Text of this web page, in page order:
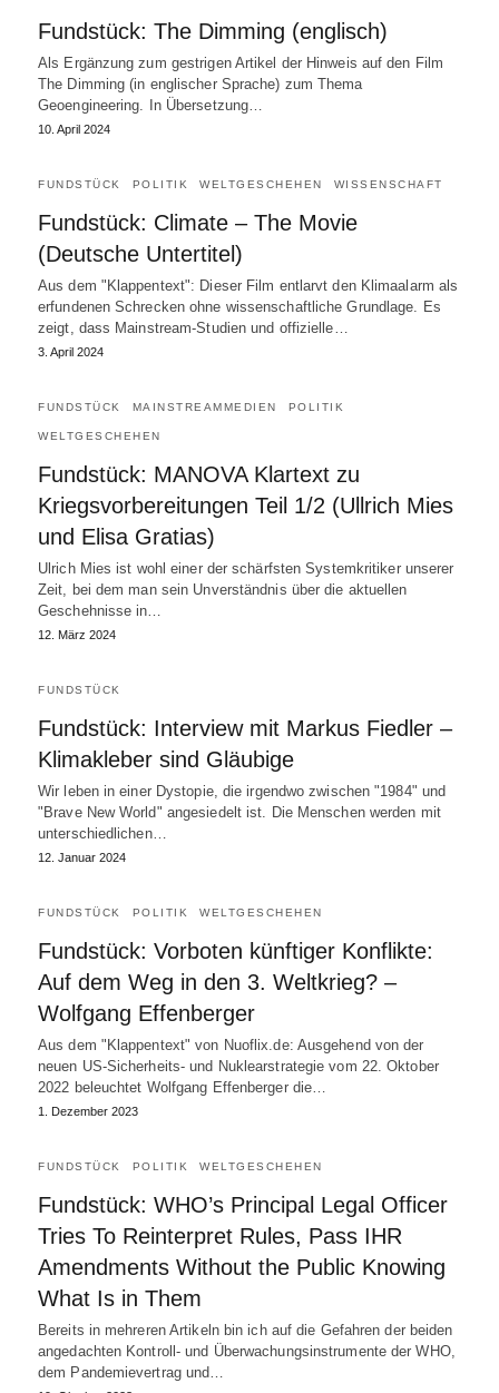
Fundstück: The Dimming (englisch)
Als Ergänzung zum gestrigen Artikel der Hinweis auf den Film
The Dimming (in englischer Sprache) zum Thema
Geoengineering. In Übersetzung…
10. April 2024
FUNDSTÜCK POLITIK WELTGESCHEHEN WISSENSCHAFT
Fundstück: Climate – The Movie
(Deutsche Untertitel)
Aus dem "Klappentext": Dieser Film entlarvt den Klimaalarm als
erfundenen Schrecken ohne wissenschaftliche Grundlage. Es
zeigt, dass Mainstream-Studien und offizielle…
3. April 2024
FUNDSTÜCK MAINSTREAMMEDIEN POLITIK
WELTGESCHEHEN
Fundstück: MANOVA Klartext zu
Kriegsvorbereitungen Teil 1/2 (Ullrich Mies
und Elisa Gratias)
Ulrich Mies ist wohl einer der schärfsten Systemkritiker unserer
Zeit, bei dem man sein Unverständnis über die aktuellen
Geschehnisse in…
12. März 2024
FUNDSTÜCK
Fundstück: Interview mit Markus Fiedler –
Klimakleber sind Gläubige
Wir leben in einer Dystopie, die irgendwo zwischen "1984" und
"Brave New World" angesiedelt ist. Die Menschen werden mit
unterschiedlichen…
12. Januar 2024
FUNDSTÜCK POLITIK WELTGESCHEHEN
Fundstück: Vorboten künftiger Konflikte:
Auf dem Weg in den 3. Weltkrieg? –
Wolfgang Effenberger
Aus dem "Klappentext" von Nuoflix.de: Ausgehend von der
neuen US-Sicherheits- und Nuklearstrategie vom 22. Oktober
2022 beleuchtet Wolfgang Effenberger die…
1. Dezember 2023
FUNDSTÜCK POLITIK WELTGESCHEHEN
Fundstück: WHO’s Principal Legal Officer
Tries To Reinterpret Rules, Pass IHR
Amendments Without the Public Knowing
What Is in Them
Bereits in mehreren Artikeln bin ich auf die Gefahren der beiden
angedachten Kontroll- und Überwachungsinstrumente der WHO,
dem Pandemievertrag und…